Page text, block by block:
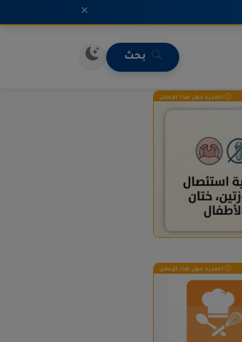
×
بحث
المزيد حول هذا الإعلان
المزيد حول هذا الإعلان